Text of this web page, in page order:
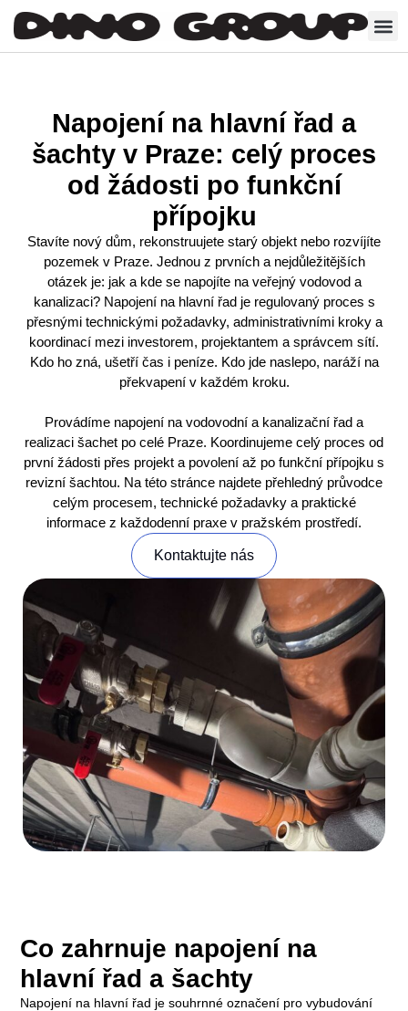
Napojení na hlavní řad a
šachty v Praze: celý proces
od žádosti po funkční
přípojku
Stavíte nový dům, rekonstruujete starý objekt nebo rozvíjíte
pozemek v Praze. Jednou z prvních a nejdůležitějších
otázek je: jak a kde se napojíte na veřejný vodovod a
kanalizaci? Napojení na hlavní řad je regulovaný proces s
přesnými technickými požadavky, administrativními kroky a
koordinací mezi investorem, projektantem a správcem sítí.
Kdo ho zná, ušetří čas i peníze. Kdo jde naslepo, naráží na
překvapení v každém kroku.
Provádíme napojení na vodovodní a kanalizační řad a
realizaci šachet po celé Praze. Koordinujeme celý proces od
první žádosti přes projekt a povolení až po funkční přípojku s
revizní šachtou. Na této stránce najdete přehledný průvodce
celým procesem, technické požadavky a praktické
informace z každodenní praxe v pražském prostředí.
Kontaktujte nás
Co zahrnuje napojení na
hlavní řad a šachty
Napojení na hlavní řad je souhrnné označení pro vybudování